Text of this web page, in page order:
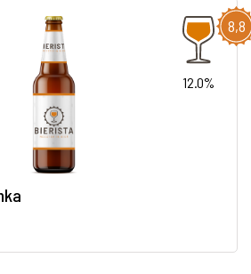
8,8
12.0%